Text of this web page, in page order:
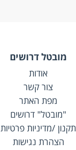
מובטל דרושים
אודות
צור קשר
מפת האתר
"מובטל" דרושים
תקנון /מדיניות פרטיות
הצהרת נגישות